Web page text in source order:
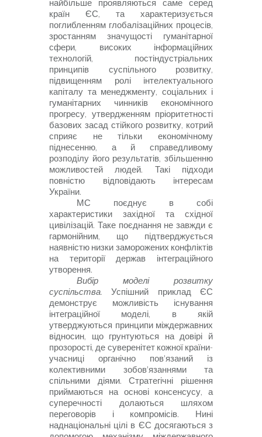
найбільше проявляються саме серед
країн ЄС, та характеризується
поглибленням глобалізаційних процесів,
зростанням значущості гуманітарної
сфери, високих інформаційних
технологій, постіндустріальних
принципів суспільного розвитку,
підвищенням ролі інтелектуального
капіталу та менеджменту, соціальних і
гуманітарних чинників економічного
прогресу, утвердженням пріоритетності
базових засад стійкого розвитку, котрий
сприяє не тільки економічному
піднесенню, а й справедливому
розподілу його результатів, збільшенню
можливостей людей. Такі підходи
повністю відповідають інтересам
України.
МС поєднує в собі
характеристики західної та східної
цивілізацій. Таке поєднання не завжди є
гармонійним, що підтверджується
наявністю низки заморожених конфліктів
на території держав інтеграційного
утворення.
Вибір моделі розвитку
суспільства.Успішний приклад ЄС
демонструє можливість існування
інтеграційної моделі, в якій
утверджуються принципи міждержавних
відносин, що грунтуються на довірі й
прозорості, де суверенітет кожної країни-
учасниці органічно пов'язаний із
колективними зобов'язаннями та
спільними діями. Стратегічні рішення
приймаються на основі консенсусу, а
суперечності долаються шляхом
переговорів і компромісів. Нині
наднаціональні цілі в ЄС досягаються з